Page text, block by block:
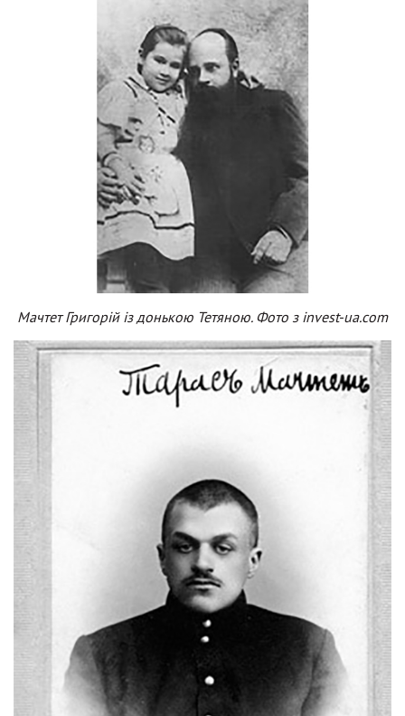
Мачтет Григорій із донькою Тетяною. Фото з invest-ua.com